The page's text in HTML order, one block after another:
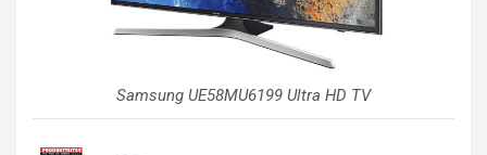
Samsung UE58MU6199 Ultra HD TV